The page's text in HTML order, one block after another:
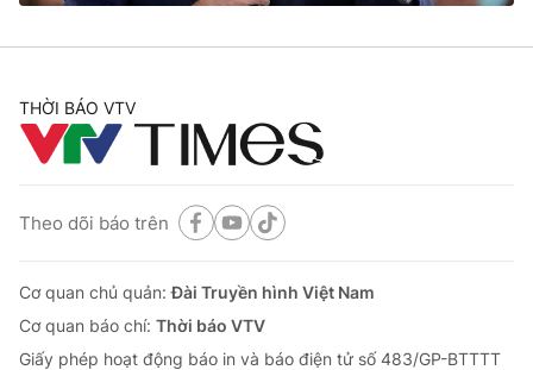
THỜI BÁO VTV
Theo dõi báo trên
Cơ quan chủ quản:Đài Truyền hình Việt Nam
Cơ quan báo chí: Thời báo VTV
Giấy phép hoạt động báo in và báo điện tử số 483/GP-BTTTT